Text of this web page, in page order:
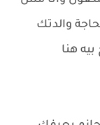
والدتك
هنا